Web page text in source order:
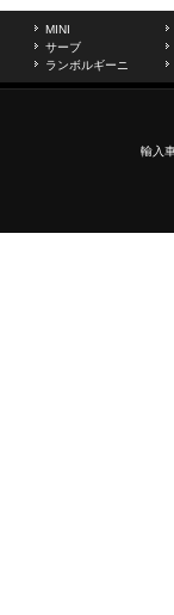
MINI
サーブ
ランボルギーニ
輸入